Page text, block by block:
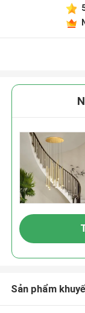
Sản phẩm